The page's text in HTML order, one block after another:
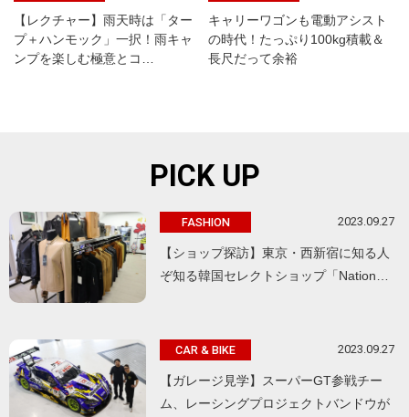
【レクチャー】雨天時は「ター
プ＋ハンモック」一択！雨キャ
ンプを楽しむ極意とコ…
キャリーワゴンも電動アシスト
の時代！たっぷり100kg積載＆
長尺だって余裕
PICK UP
FASHION 2023.09.27
【ショップ探訪】東京・西新宿に知る人
ぞ知る韓国セレクトショップ「Nation…
CAR & BIKE 2023.09.27
【ガレージ見学】スーパーGT参戦チー
ム、レーシングプロジェクトバンドウが